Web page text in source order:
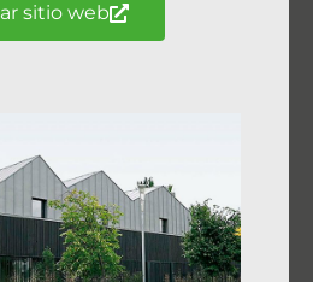
sitio web